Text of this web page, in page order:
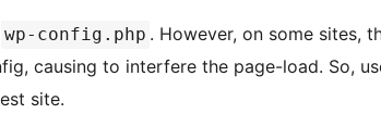
wp-config.php . However, on some sites,
causing to interfere the page-load. So,
site.